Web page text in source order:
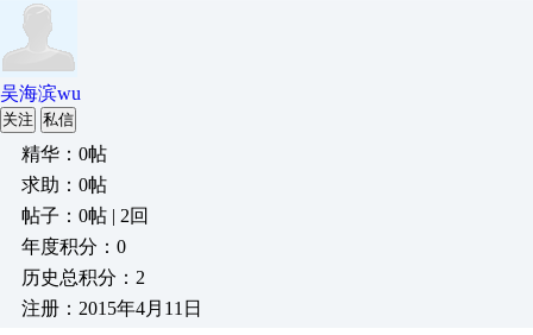
吴海滨wu
关注 私信
精华：0帖
求助：0帖
帖子：0帖 | 2回
年度积分：0
历史总积分：2
注册：2015年4月11日